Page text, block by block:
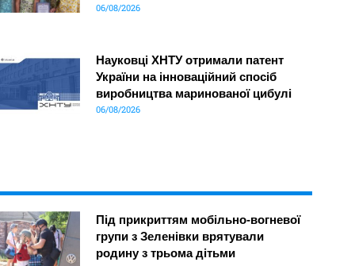
06/08/2026
Науковці ХНТУ отримали патент
України на інноваційний спосіб
виробництва маринованої цибулі
06/08/2026
Під прикриттям мобільно-вогневої
групи з Зеленівки врятували
родину з трьома дітьми